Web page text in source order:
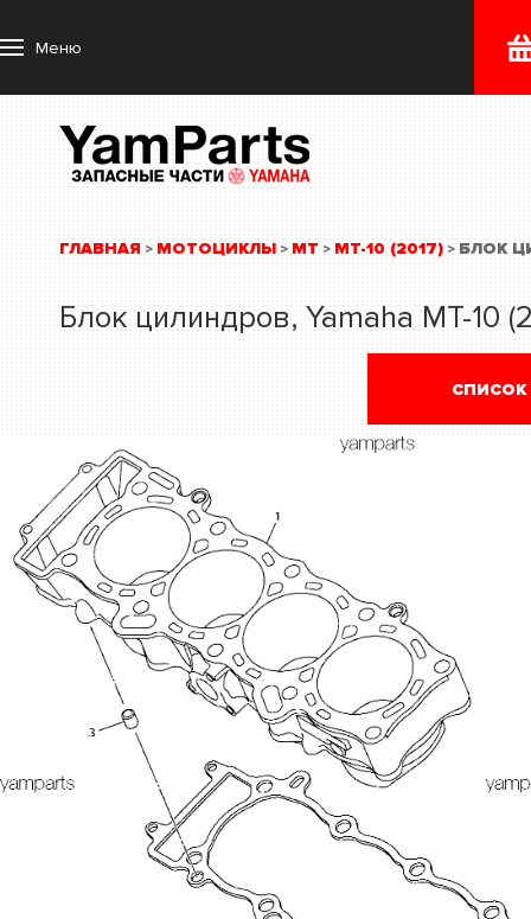
Меню
ГЛАВНАЯ > МОТОЦИКЛЫ > MT > MT-10 (2017) > БЛОК
Блок цилиндров, Yamaha MT-10